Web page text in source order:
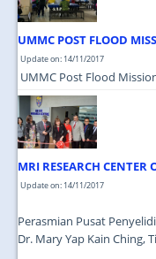
UMMC POST FLOOD
Update on: 14/11/2017
UMMC Post Flood
MRI RESEARCH CENTER
Update on: 14/11/2017
Perasmian Pusat
Dr. Mary Yap Kain Ching,